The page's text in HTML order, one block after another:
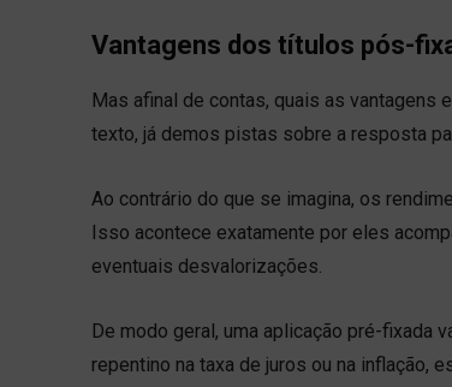
Vantagens dos títulos pós-
Mas afinal de contas, quais as
texto, já demos pistas sobre a resposta
Ao contrário do que se imagina, os
Isso acontece exatamente por eles
eventuais desvalorizações.
De modo geral, uma aplicação pré-fixada
repentino na taxa de juros ou na inflação,